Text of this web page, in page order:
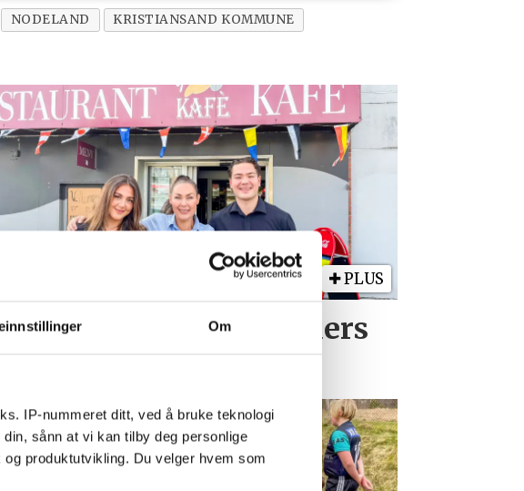
Om
IP-nummeret ditt, ved å bruke teknologi
sånn at vi kan tilby deg personlige
produktutvikling. Du velger hvem som
NODELAND KRISTIANSAND KOMMUNE
PLUS
familien er Gunders
en arbeidsplass